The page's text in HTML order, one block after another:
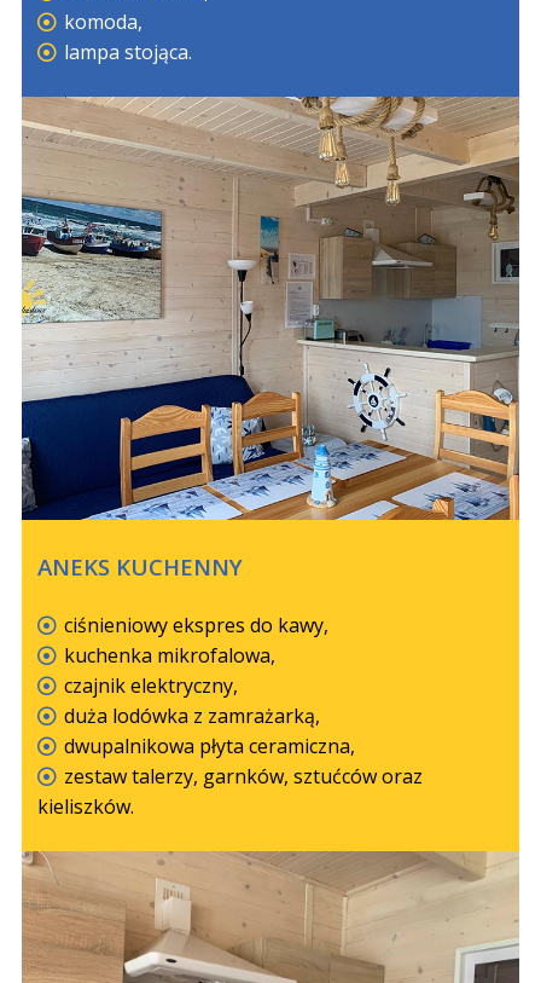
komoda,
lampa stojąca.
ANEKS KUCHENNY
ciśnieniowy ekspres do kawy,
kuchenka mikrofalowa,
czajnik elektryczny,
duża lodówka z zamrażarką,
dwupalnikowa płyta ceramiczna,
zestaw talerzy, garnków, sztućców oraz
kieliszków.